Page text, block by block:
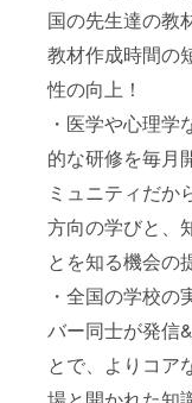
国の先生達の教
教材作成時間の
性の向上！
・医学や心理学
的な研修を毎月
ミュニティだか
方向の学びと、
とを知る機会の
・全国の学校の
バー同士が発信
とで、よりコア